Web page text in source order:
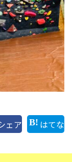
ェア はてな